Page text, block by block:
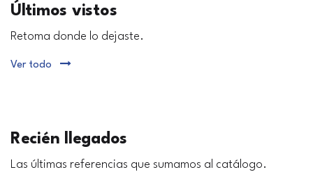
Últimos vistos
Retoma donde lo dejaste.
Ver todo
Recién llegados
Las últimas referencias que sumamos al catálogo.